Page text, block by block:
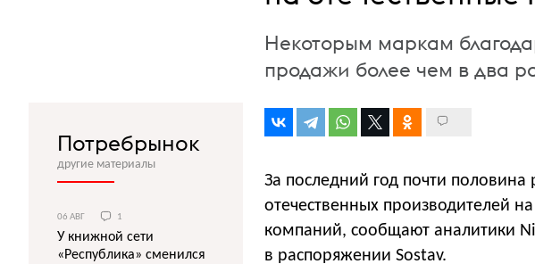
Некоторым маркам
продажи более чем в два
За последний год почти
отечественных производителей
компаний, сообщают аналитики
в распоряжении Sostav.
Потребрынок
другие материалы
06 АВГ 1
У книжной сети
«Республика» сменился